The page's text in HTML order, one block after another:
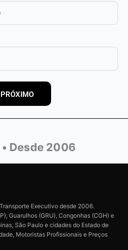
PRÓXIMO
• Desde 2006
Executivo desde 2006.
Guarulhos (GRU), Congonhas (CGH) e
São Paulo e cidades do Estado de
Motoristas Profissionais e Preços